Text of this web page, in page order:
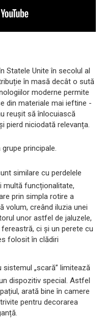
Statele Unite în secolul al
în masă decât o sută
moderne permite
din materiale mai ieftine -
reușit să înlocuiască
pierd niciodată relevanța.
principale.
similare cu perdelele
multă funcționalitate,
prin simpla rotire a
volum, creând iluzia unei
unor astfel de jaluzele,
ci și un perete cu
folosit în clădiri
„scară” limitează
dispozitiv special. Astfel
arată bine în camere
pentru decorarea